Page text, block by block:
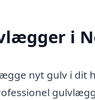
i
nyt gulv i dit